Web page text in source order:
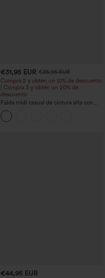
+8
€31,95 EUR €35,95 EUR
Compra 2 y obtén un 10% de descuento
| Compra 3 y obtén un 20% de
descuento
Falda midi casual de cintura alta con
control abdominal, fruncida, bajo curvo,
2 en 1 en forro polar y PU
€44,95 EUR